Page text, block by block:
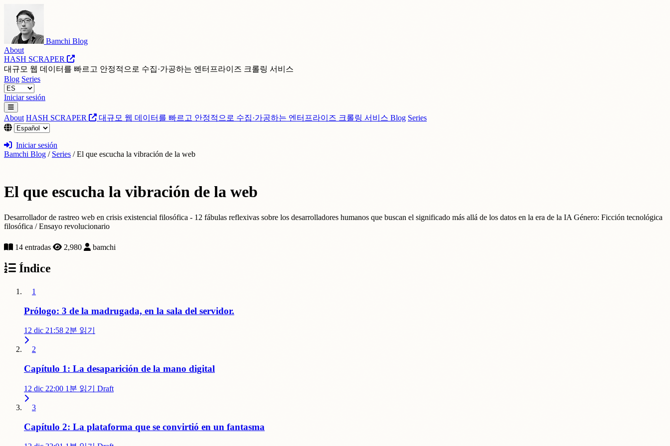
Bamchi Blog
About
HASH SCRAPER
대규모 웹 데이터를 빠르고 안정적으로 수집·가공하는 엔터프라이즈 크롤링 서비스
Blog Series
Iniciar sesión
About HASH SCRAPER 대규모 웹 데이터를 빠르고 안정적으로 수집·가공하는 엔터프라이즈 크롤링 서비스 Blog Series
Iniciar sesión
Bamchi Blog / Series / El que escucha la vibración de la web
El que escucha la vibración de la web
Desarrollador de rastreo web en crisis existencial filosófica - 12 fábulas reflexivas sobre los desarrolladores humanos que buscan el significado más allá de los datos en la era de la IA Género: Ficción tecnológica
filosófica / Ensayo revolucionario
14 entradas 2,980 bamchi
Índice
1
Prólogo: 3 de la madrugada, en la sala del servidor.
12 dic 21:58 2분 읽기
2
Capítulo 1: La desaparición de la mano digital
12 dic 22:00 1분 읽기 Draft
3
Capítulo 2: La plataforma que se convirtió en un fantasma